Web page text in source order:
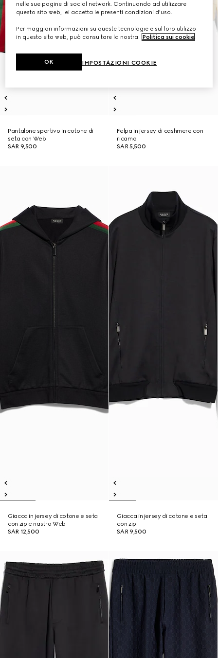
Pantalone sportivo in cotone di
seta con Web
SAR 9,500
Felpa in jersey di cashmere con
ricamo
SAR 5,500
Giacca in jersey di cotone e seta
con zip e nastro Web
SAR 12,500
Giacca in jersey di cotone e seta
con zip
SAR 9,500
nelle sue pagine di social network. Continuando ad utilizzare
questo sito web, lei accetta le presenti condizioni d'uso.
Per maggiori informazioni su queste tecnologie e sul loro utilizzo
in questo sito web, può consultare la nostra
Politica sui cookie.
IMPOSTAZIONI COOKIE
OK